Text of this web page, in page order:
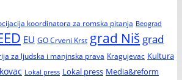
koordinatora za romska pitanja Beograd
EU GO Crveni Krst grad Niš grad
za ljudska i manjnska prava Kragujevac Kultura
Lokal press Lokal press Media&reform